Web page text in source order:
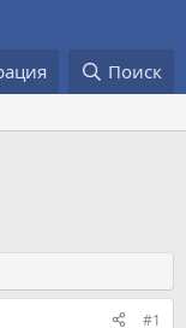
Поиск
#1